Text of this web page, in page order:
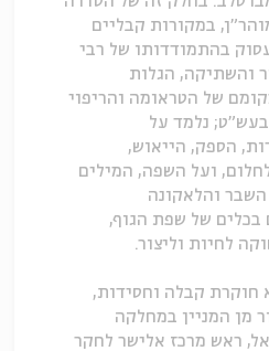
במקורות קבליים
בהתמודדותו של רבי
והשתיקה, הגלות
של הטראומה והריפוי
נלמד על
הספק, הייאוש,
ועל השפה, המילים
והלאקונה
בכלים של שפת הגוף,
לחיות וליצור.
חוקרת קבלה וחסידות,
מן המניין במחלקה
ראש מרכז אלישר לחקר